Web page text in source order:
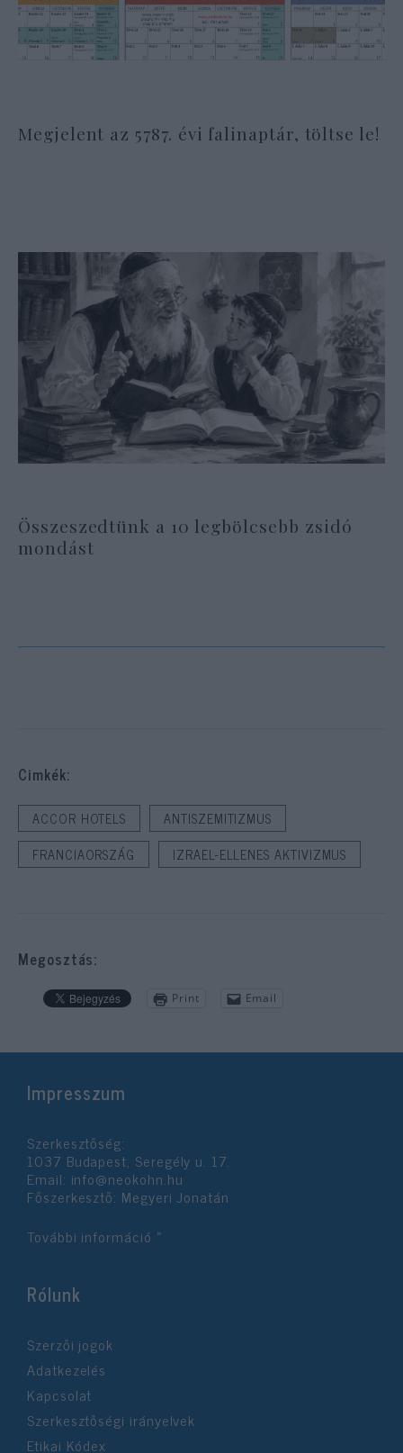
Megjelent az 5787. évi falinaptár, töltse le!
Összeszedtünk a 10 legbölcsebb zsidó
mondást
Cimkék:
ACCOR HOTELS
ANTISZEMITIZMUS
FRANCIAORSZÁG
IZRAEL-ELLENES AKTIVIZMUS
Megosztás:
Print Email
Impresszum
Szerkesztőség:
1037 Budapest, Seregély u. 17.
Email: info@neokohn.hu
Főszerkesztő: Megyeri Jonatán
További információ »
Rólunk
Szerzői jogok
Adatkezelés
Kapcsolat
Szerkesztőségi irányelvek
Etikai Kódex